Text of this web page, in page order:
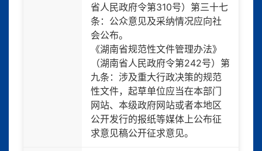
省人民政府令第310号）第三十七
条：公众意见及采纳情况应向社
会公布。
《湖南省规范性文件管理办法》
（湖南省人民政府令第242号）第
九条：涉及重大行政决策的规范
性文件，起草单位应当在本部门
网站、本级政府网站或者本地区
公开发行的报纸等媒体上公布征
求意见稿公开征求意见。